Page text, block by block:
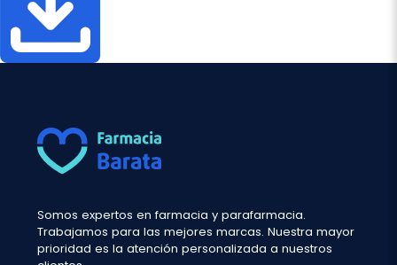
Somos expertos en farmacia y parafarmacia.
Trabajamos para las mejores marcas. Nuestra mayor
prioridad es la atención personalizada a nuestros